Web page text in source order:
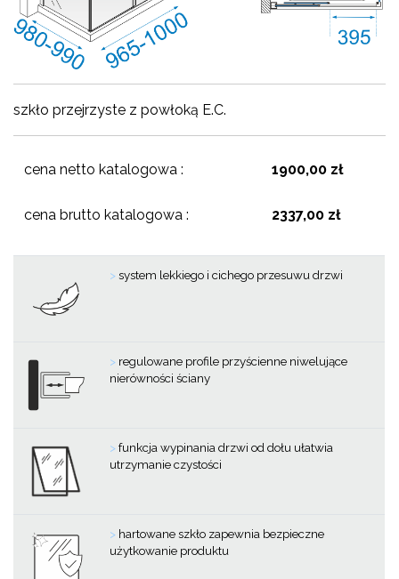
szkło przejrzyste z powłoką E.C.
cena netto katalogowa : 1900,00 zł
cena brutto katalogowa : 2337,00 zł
>system lekkiego i cichego przesuwu drzwi
> regulowane profile przyścienne niwelujące
nierówności ściany
>funkcja wypinania drzwi od dołu ułatwia
utrzymanie czystości
> hartowane szkło zapewnia bezpieczne
użytkowanie produktu